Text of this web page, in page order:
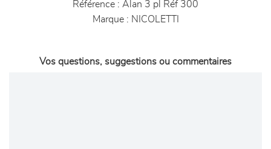
Référence : Alan 3 pl Réf 300
Marque : NICOLETTI
Vos questions, suggestions ou commentaires